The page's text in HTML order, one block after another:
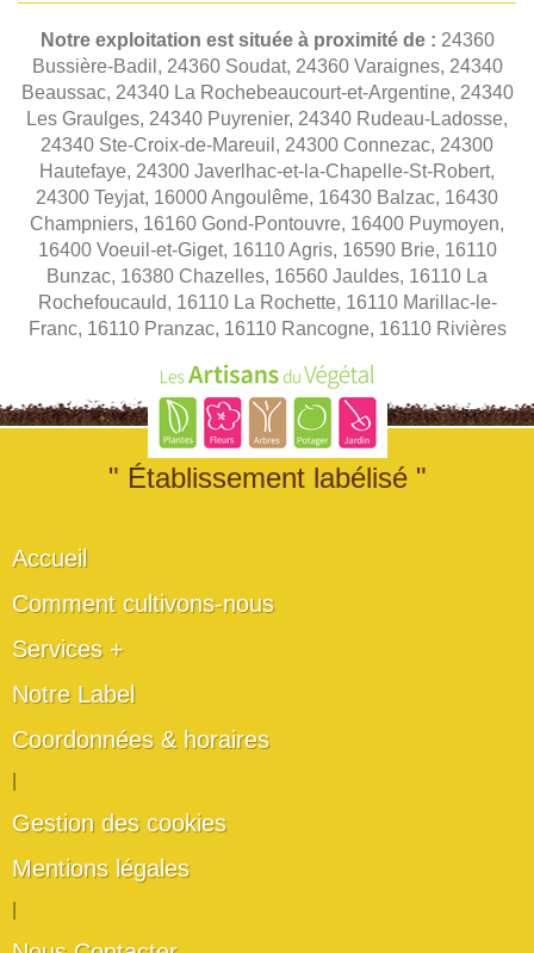
Notre exploitation est située à proximité de : 24360
Bussière-Badil, 24360 Soudat, 24360 Varaignes, 24340
Beaussac, 24340 La Rochebeaucourt-et-Argentine, 24340
Les Graulges, 24340 Puyrenier, 24340 Rudeau-Ladosse,
24340 Ste-Croix-de-Mareuil, 24300 Connezac, 24300
Hautefaye, 24300 Javerlhac-et-la-Chapelle-St-Robert,
24300 Teyjat, 16000 Angoulême, 16430 Balzac, 16430
Champniers, 16160 Gond-Pontouvre, 16400 Puymoyen,
16400 Voeuil-et-Giget, 16110 Agris, 16590 Brie, 16110
Bunzac, 16380 Chazelles, 16560 Jauldes, 16110 La
Rochefoucauld, 16110 La Rochette, 16110 Marillac-le-
Franc, 16110 Pranzac, 16110 Rancogne, 16110 Rivières
" Établissement labélisé "
Accueil
Comment cultivons-nous
Services +
Notre Label
Coordonnées & horaires
Gestion des cookies
Mentions légales